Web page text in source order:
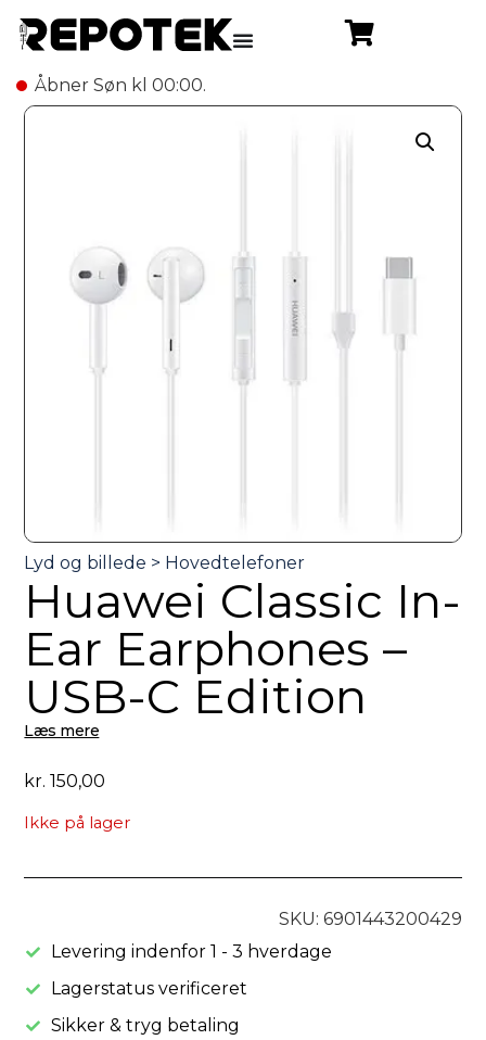
Åbner Søn kl 00:00.
Huawei Classic In-
Ear Earphones –
USB-C Edition
Læs mere
kr. 150,00
Ikke på lager
SKU: 6901443200429
Levering indenfor 1 - 3 hverdage
Lagerstatus verificeret
Sikker & tryg betaling